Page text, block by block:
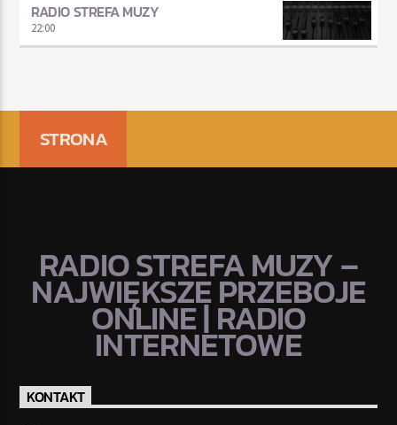
RADIO STREFA MUZY
22:00
STRONA
RADIO STREFA MUZY –
NAJWIĘKSZE PRZEBOJE
ONLINE | RADIO
INTERNETOWE
KONTAKT